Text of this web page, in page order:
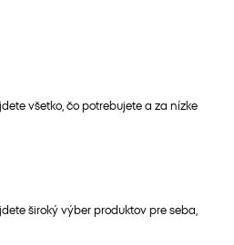
všetko, čo potrebujete a za nízke
široký výber produktov pre seba,